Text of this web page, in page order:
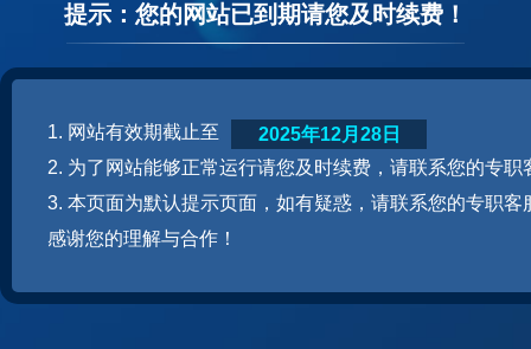
提示：您的网站已到期请您及时续费！
1. 网站有效期截止至
2. 为了网站能够正常运行请您及时续费，请联系您的专职
3. 本页面为默认提示页面，如有疑惑，请联系您的专职客
感谢您的理解与合作！
2025年12月28日